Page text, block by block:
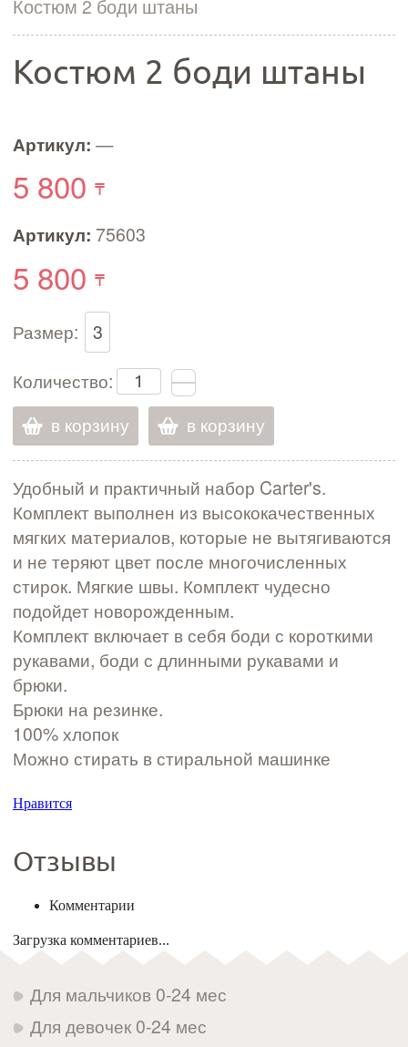
Костюм 2 боди штаны
Костюм 2 боди штаны
Артикул: —
5 800
Артикул: 75603
5 800
Размер:
3
Количество:
в корзину
в корзину
Удобный и практичный набор Carter's.
Комплект выполнен из высококачественных
мягких материалов, которые не вытягиваются
и не теряют цвет после многочисленных
стирок. Мягкие швы. Комплект чудесно
подойдет новорожденным.
Комплект включает в себя боди с короткими
рукавами, боди с длинными рукавами и
брюки.
Брюки на резинке.
100% хлопок
Можно стирать в стиральной машинке
Нравится
Отзывы
Комментарии
Загрузка комментариев...
Для мальчиков 0-24 мес
Для девочек 0-24 мес